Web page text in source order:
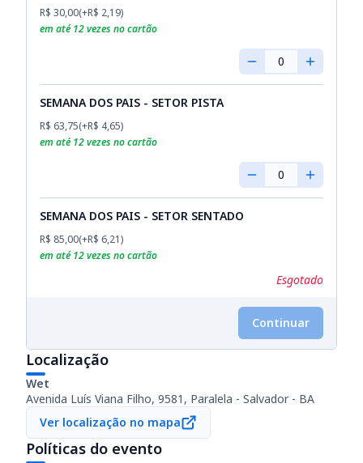
R$ 30,00(+R$ 2,19)
em até 12vezes no cartão
0
SEMANA DOS PAIS - SETOR PISTA
R$ 63,75(+R$ 4,65)
em até 12vezes no cartão
0
SEMANA DOS PAIS - SETOR SENTADO
R$ 85,00(+R$ 6,21)
em até 12vezes no cartão
Esgotado
Continuar
Localização
Wet
Avenida Luís Viana Filho, 9581, Paralela - Salvador - BA
Ver localização no mapa
Políticas do evento